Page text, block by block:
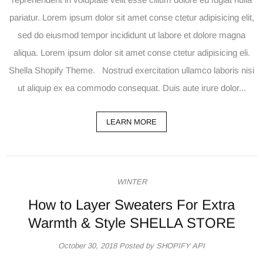
pariatur. Lorem ipsum dolor sit amet conse ctetur adipisicing elit,
sed do eiusmod tempor incididunt ut labore et dolore magna
aliqua. Lorem ipsum dolor sit amet conse ctetur adipisicing eli.
Shella Shopify Theme. Nostrud exercitation ullamco laboris nisi
ut aliquip ex ea commodo consequat. Duis aute irure dolor...
LEARN MORE
WINTER
How to Layer Sweaters For Extra
Warmth & Style SHELLA STORE
October 30, 2018Posted by SHOPIFY API